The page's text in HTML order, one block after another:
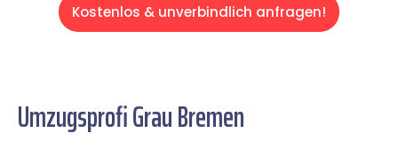
Kostenlos & unverbindlich anfragen!
Umzugsprofi Grau Bremen